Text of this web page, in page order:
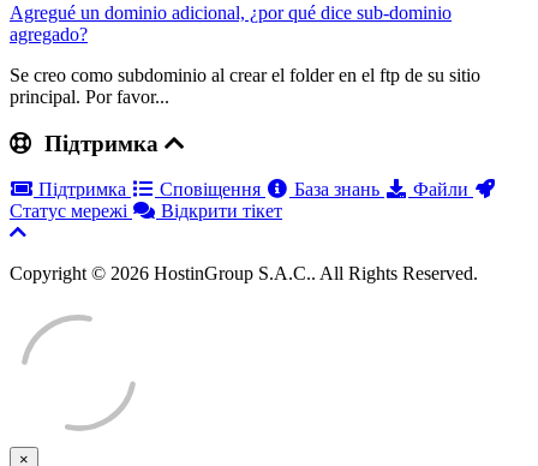
Agregué un dominio adicional, ¿por qué dice sub-dominio
agregado?
Se creo como subdominio al crear el folder en el ftp de su sitio
principal. Por favor...
Підтримка
Підтримка Сповіщення База знань
Файли
Статус мережі
Відкрити тікет
Copyright © 2026 HostinGroup S.A.C.. All Rights Reserved.
×